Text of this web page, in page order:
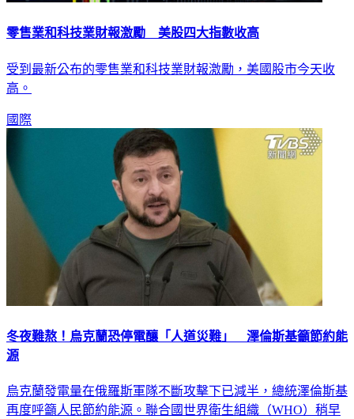
零售業和科技業財報激勵 美股四大指數收高
受到最新公布的零售業和科技業財報激勵，美國股市今天收
高。
國際
冬夜難熬！烏克蘭恐停電釀「人道災難」 澤倫斯基籲節約能
源
烏克蘭發電量在俄羅斯軍隊不斷攻擊下已減半，總統澤倫斯基
再度呼籲人民節約能源。聯合國世界衛生組織（WHO）稍早